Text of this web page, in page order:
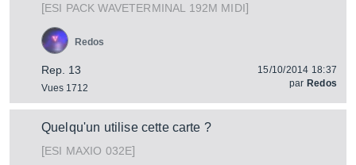
[ESI PACK WAVETERMINAL 192M MIDI]
Rep. 13
Vues 1712
Redos
15/10/2014 18:37
par Redos
Quelqu'un utilise cette carte ?
[ESI MAXIO 032E]